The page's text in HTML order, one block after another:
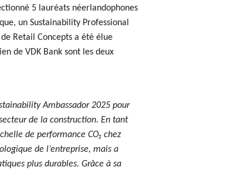
5 lauréats néerlandophones
un Sustainability Professional
Retail Concepts a été élue
de VDK Bank sont les deux
Ambassador 2025 pour
de la construction. En tant
de performance CO₂ chez
de l’entreprise, mais a
plus durables. Grâce à sa